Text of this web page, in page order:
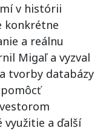
v histórii
konkrétne
a reálnu
Migaľ a vyzval
tvorby databázy
a ďalší